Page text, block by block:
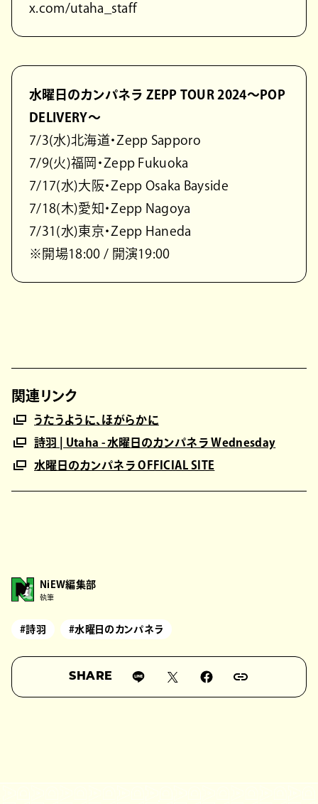
x.com/utaha_staff
水曜日のカンパネラ ZEPP TOUR 2024〜POP
DELIVERY〜
7/3(水)北海道・Zepp Sapporo
7/9(火)福岡・Zepp Fukuoka
7/17(水)大阪・Zepp Osaka Bayside
7/18(木)愛知・Zepp Nagoya
7/31(水)東京・Zepp Haneda
※開場18:00 / 開演19:00
関連リンク
うたうように、ほがらかに
詩羽 | Utaha - 水曜日のカンパネラ Wednesday
水曜日のカンパネラ OFFICIAL SITE
NiEW編集部
執筆
#詩羽 #水曜日のカンパネラ
SHARE